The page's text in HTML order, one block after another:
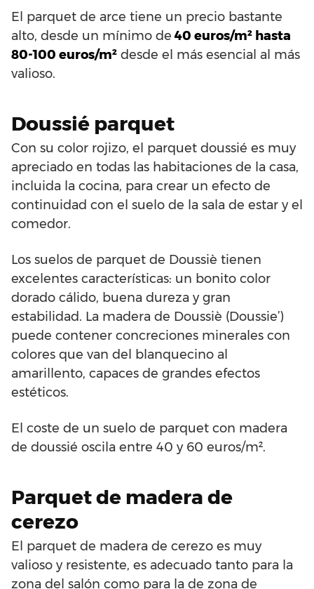
El parquet de arce tiene un precio bastante
alto, desde un mínimo de 40 euros/m² hasta
80-100 euros/m² desde el más esencial al más
valioso.
Doussié parquet
Con su color rojizo, el parquet doussié es muy
apreciado en todas las habitaciones de la casa,
incluida la cocina, para crear un efecto de
continuidad con el suelo de la sala de estar y el
comedor.
Los suelos de parquet de Doussiè tienen
excelentes características: un bonito color
dorado cálido, buena dureza y gran
estabilidad. La madera de Doussiè (Doussie’)
puede contener concreciones minerales con
colores que van del blanquecino al
amarillento, capaces de grandes efectos
estéticos.
El coste de un suelo de parquet con madera
de doussié oscila entre 40 y 60 euros/m².
Parquet de madera de
cerezo
El parquet de madera de cerezo es muy
valioso y resistente, es adecuado tanto para la
zona del salón como para la de zona de